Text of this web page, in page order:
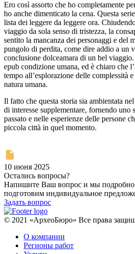
Ero così assorto che ho completamente
ho anche dimenticato la cena. Questa
lista dei leggere da leggere ora.
viaggio da sola senso di tristezza, la
sentito la mancanza dei personaggi e del
pungolo di perdita, come dire addio a un
conclusione dolceamara di un bel
epub condizione umana, ed è chiaro che
tempo all’esplorazione delle complessità
natura umana.
Il fatto che questa storia sia ambientata
di interesse supplementare, fornendo uno
passato e nelle esperienze delle persone
piccola città in quel momento.
10 июня 2025
Остались вопросы?
Напишите Ваш вопрос и мы подробно
подготовим индивидуальное
Задать вопрос
© 2021 «АрхеоБюро» Все права
О компании
Регионы работ